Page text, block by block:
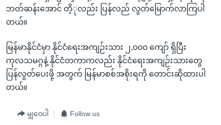
ဘတ်ဆန်းအောင် တိ့ုလည်း ပြန်လည် လွတ်မြောက်လာကြပါ
တယ်။
မြန်မာနိုင်ငံမှာ နိုင်ငံရေးအကျဉ်းသား ၂,၀၀၀ ကျော် ရှိပြီး
ကုလသမဂ္ဂနဲ့ နိုင်ငံတကာကလည်း နိုင်ငံရေးအကျဉ်းသားတွေ
ပြန်လွတ်ပေးဖို့ အတွက် မြန်မာစစ်အစိုးရကို တောင်းဆိုထားပါ
တယ်။
မျှဝေပါ Follow us